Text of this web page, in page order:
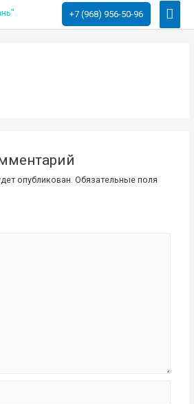
+7 (968) 956-50-96
опубликован. Обязательные поля